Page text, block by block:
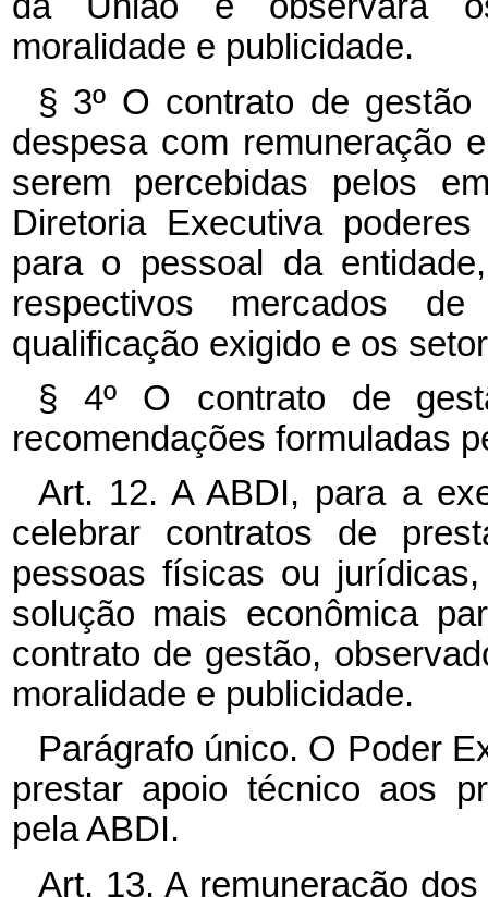
moralidade e publicidade.
§ 3º O contrato de
despesa com remuneração
serem percebidas pelos
Diretoria Executiva
para o pessoal da
respectivos mercados
qualificação exigido e os
§ 4º O contrato de
recomendações formuladas
Art. 12. A ABDI, para a
celebrar contratos de
pessoas físicas ou
solução mais econômica
contrato de gestão,
moralidade e publicidade.
Parágrafo único. O Poder
prestar apoio técnico aos
pela ABDI.
Art. 13. A remuneração